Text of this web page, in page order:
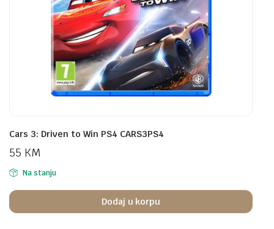
Cars 3: Driven to Win PS4 CARS3PS4
55 KM
Na stanju
Dodaj u korpu